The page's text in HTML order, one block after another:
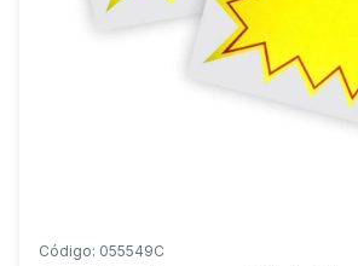
Código: 055549C